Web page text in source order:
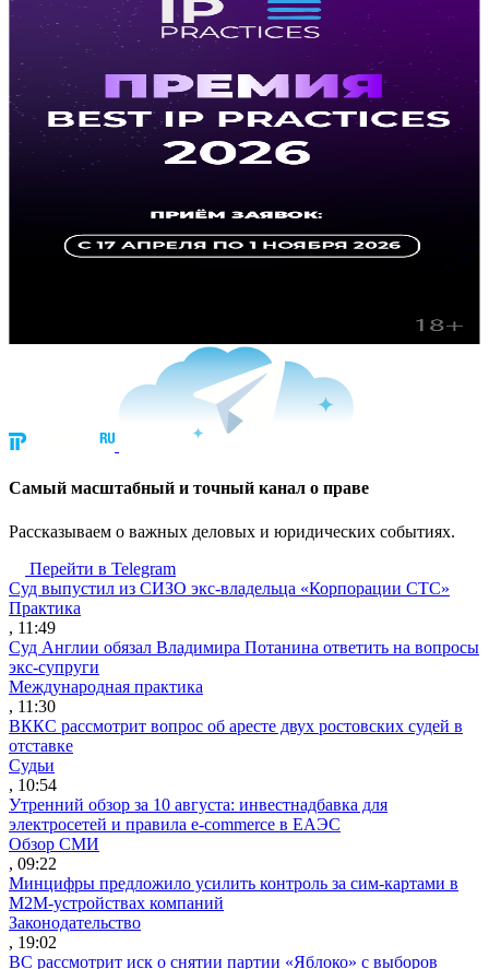
Cамый масштабный и точный канал о праве
Рассказываем о важных деловых и юридических событиях.
Перейти в Telegram
Суд выпустил из СИЗО экс-владельца «Корпорации СТС»
Практика
, 11:49
Суд Англии обязал Владимира Потанина ответить на вопросы
экс-супруги
Международная практика
, 11:30
ВККС рассмотрит вопрос об аресте двух ростовских судей в
отставке
Судьи
, 10:54
Утренний обзор за 10 августа: инвестнадбавка для
электросетей и правила e-commerce в ЕАЭС
Обзор СМИ
, 09:22
Минцифры предложило усилить контроль за сим-картами в
M2M-устройствах компаний
Законодательство
, 19:02
ВС рассмотрит иск о снятии партии «Яблоко» с выборов